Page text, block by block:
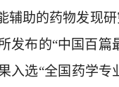
辅助的药物发现
发布的“中国百
入选“全国药学